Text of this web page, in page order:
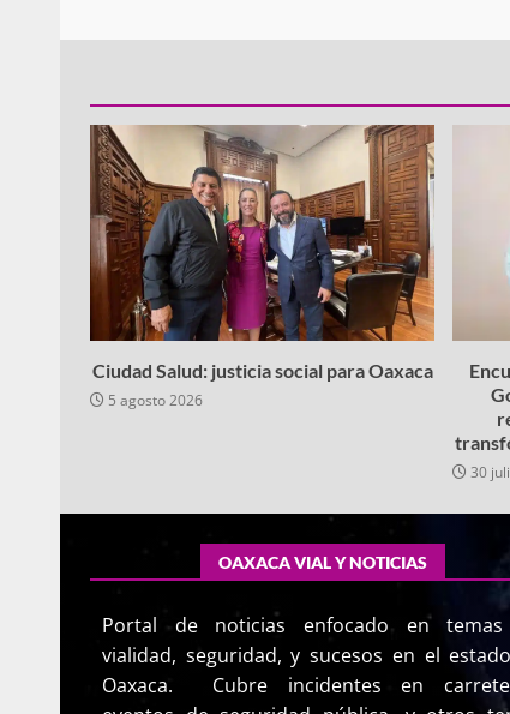
Ciudad Salud: justicia social para Oaxaca
5 agosto 2026
30
OAXACA VIAL Y NOTICIAS
Portal de noticias enfocado en
vialidad, seguridad, y sucesos en el
Oaxaca. Cubre incidentes en